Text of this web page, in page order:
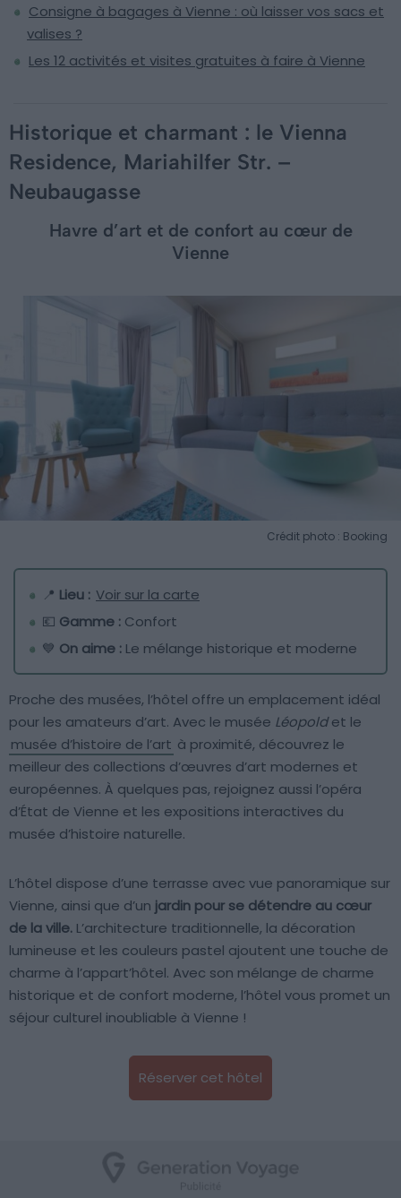
Consigne à bagages à Vienne : où laisser vos sacs et
valises ?
Les 12 activités et visites gratuites à faire à Vienne
Historique et charmant : le Vienna
Residence, Mariahilfer Str. –
Neubaugasse
Havre d’art et de confort au cœur de
Vienne
Crédit photo : Booking
📍 Lieu : Voir sur la carte
💶 Gamme : Confort
💙 On aime : Le mélange historique et moderne
Proche des musées, l’hôtel offre un emplacement idéal
pour les amateurs d’art. Avec le musée Léopoldet le
musée d’histoire de l’art à proximité, découvrez le
meilleur des collections d’œuvres d’art modernes et
européennes. À quelques pas, rejoignez aussi l’opéra
d’État de Vienne et les expositions interactives du
musée d’histoire naturelle.
L’hôtel dispose d’une terrasse avec vue panoramique sur
Vienne, ainsi que d’un jardin pour se détendre au cœur
de la ville. L’architecture traditionnelle, la décoration
lumineuse et les couleurs pastel ajoutent une touche de
charme à l’appart’hôtel. Avec son mélange de charme
historique et de confort moderne, l’hôtel vous promet un
séjour culturel inoubliable à Vienne !
Réserver cet hôtel